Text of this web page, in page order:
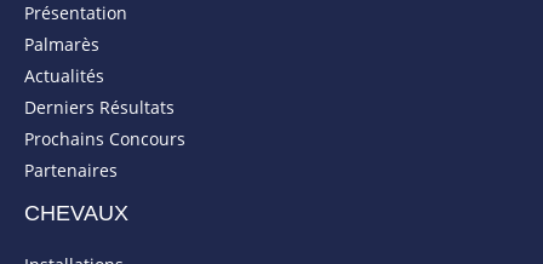
Présentation
Palmarès
Actualités
Derniers Résultats
Prochains Concours
Partenaires
CHEVAUX